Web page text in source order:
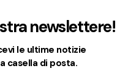
newslettere!
le ultime notizie
casella di posta.